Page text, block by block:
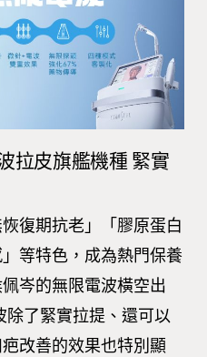
拉皮旗艦機種 緊實
復期抗老」「膠原蛋白
等特色，成為熱門保養
岑的無限電波橫空出
了緊實拉提、還可以
改善的效果也特別顯